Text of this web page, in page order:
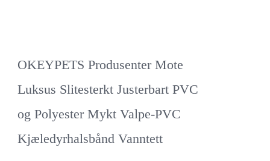
OKEYPETS Produsenter Mote
Luksus Slitesterkt Justerbart PVC
og Polyester Mykt Valpe-PVC
Kjæledyrhalsbånd Vanntett